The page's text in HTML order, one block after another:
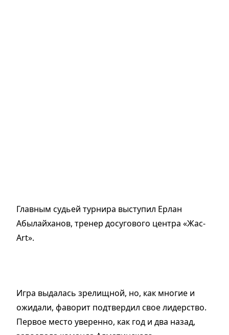
Главным судьей турнира выступил Ерлан
Абылайханов, тренер досугового центра «Жас-
Art».
Игра выдалась зрелищной, но, как многие и
ожидали, фаворит подтвердил свое лидерство.
Первое место уверенно, как год и два назад,